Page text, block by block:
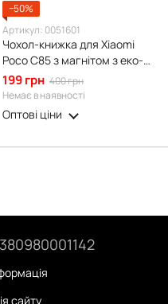
−50%
Артикул: 0051601
Чохол-книжка для Xiaomi
Poco C85 з магнітом з еко-
шкіри з підставкою синя
199 грн 400 грн
Немає в наявності
Оптові ціни
сайту